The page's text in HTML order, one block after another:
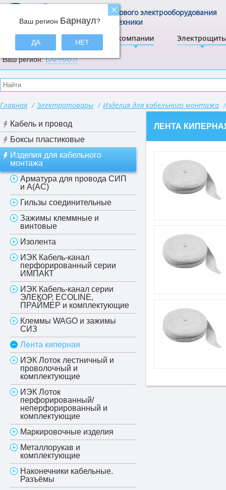
ЭлектрА О компании
Центр щитового электрооборудования
и электротехники
Ваш регион:БАРНАУЛ
Ваш регион Барнаул?
ДА НЕТ
Главная / Электротовары / Изделия для кабельного монтажа /
Кабель и провод
Боксы пластиковые
Изделия для кабельного
монтажа
Арматура для провода СИП
и А(АС)
Гильзы соединительные
Зажимы клеммные и
винтовые
Изолента
ИЭК Кабель-канал
перфорированный серии
ИМПАКТ
ИЭК Кабель-канал серии
ЭЛЕКОР, ECOLINE,
ПРАЙМЕР и комплектующие
Клеммы WAGO и зажимы
СИЗ
Лента киперная
ИЭК Лоток лестничный и
проволочный и
комплектующие
ИЭК Лоток
перфорированный/
неперфорированный и
комплектующие
Маркировочные изделия
Металлорукав и
комплектующие
Наконечники кабельные.
Разъёмы
ЛЕНТА